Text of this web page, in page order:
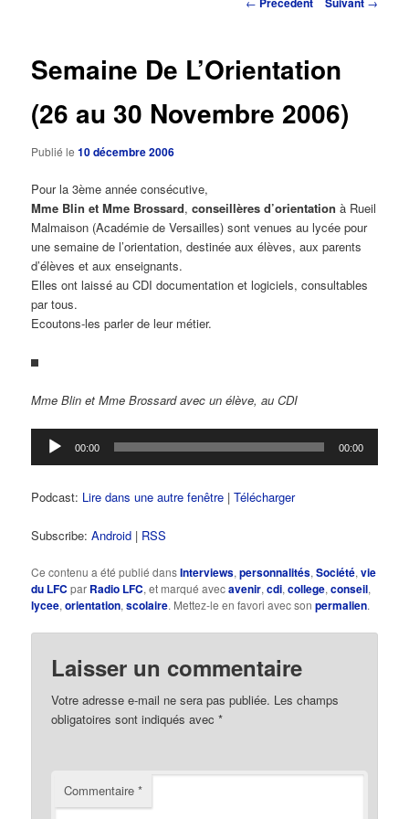
Semaine De L’Orientation
(26 au 30 Novembre 2006)
Publié le10 décembre 2006
Pour la 3ème année consécutive,
Mme Blin et Mme Brossard,conseillères d’orientation à Rueil
Malmaison (Académie de Versailles) sont venues au lycée pour
une semaine de l’orientation, destinée aux élèves, aux parents
d’élèves et aux enseignants.
Elles ont laissé au CDI documentation et logiciels, consultables
par tous.
Ecoutons-les parler de leur métier.
Mme Blin et Mme Brossard avec un élève, au CDI
Lecteur
audio
00:00 00:00
Podcast: Lire dans une autre fenêtre |Télécharger
Subscribe:Android | RSS
Ce contenu a été publié dansInterviews,personnalités,Société,vie
du LFC par Radio LFC, et marqué avecavenir,cdi,college,conseil,
lycee,orientation,scolaire. Mettez-le en favori avec sonpermalien.
Laisser un commentaire
Votre adresse e-mail ne sera pas publiée. Les champs
obligatoires sont indiqués avec*
Commentaire*